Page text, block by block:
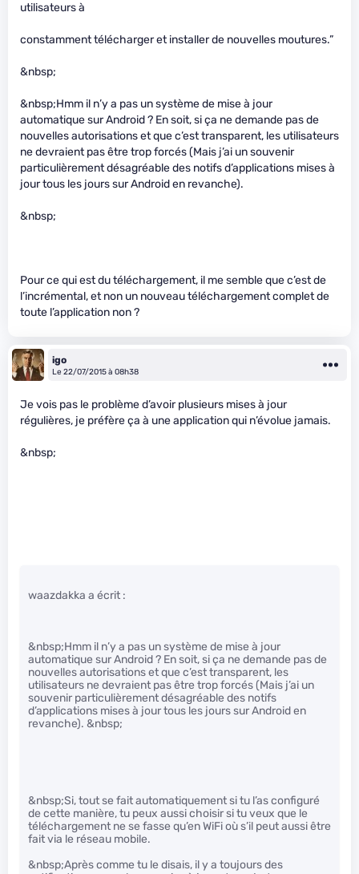
utilisateurs à
constamment télécharger et installer de nouvelles moutures.”
&nbsp;
&nbsp;Hmm il n’y a pas un système de mise à jour
automatique sur Android ? En soit, si ça ne demande pas de
nouvelles autorisations et que c’est transparent, les utilisateurs
ne devraient pas être trop forcés (Mais j’ai un souvenir
particulièrement désagréable des notifs d’applications mises à
jour tous les jours sur Android en revanche).
&nbsp;
Pour ce qui est du téléchargement, il me semble que c’est de
l’incrémental, et non un nouveau téléchargement complet de
toute l’application non ?
igo
Le 22/07/2015 à 08h38
Je vois pas le problème d’avoir plusieurs mises à jour
régulières, je préfère ça à une application qui n’évolue jamais.
&nbsp;
waazdakka a écrit :
&nbsp;Hmm il n’y a pas un système de mise à jour
automatique sur Android ? En soit, si ça ne demande pas de
nouvelles autorisations et que c’est transparent, les
utilisateurs ne devraient pas être trop forcés (Mais j’ai un
souvenir particulièrement désagréable des notifs
d’applications mises à jour tous les jours sur Android en
revanche). &nbsp;
&nbsp;Si, tout se fait automatiquement si tu l’as configuré
de cette manière, tu peux aussi choisir si tu veux que le
téléchargement ne se fasse qu’en WiFi où s’il peut aussi être
fait via le réseau mobile.
&nbsp;Après comme tu le disais, il y a toujours des